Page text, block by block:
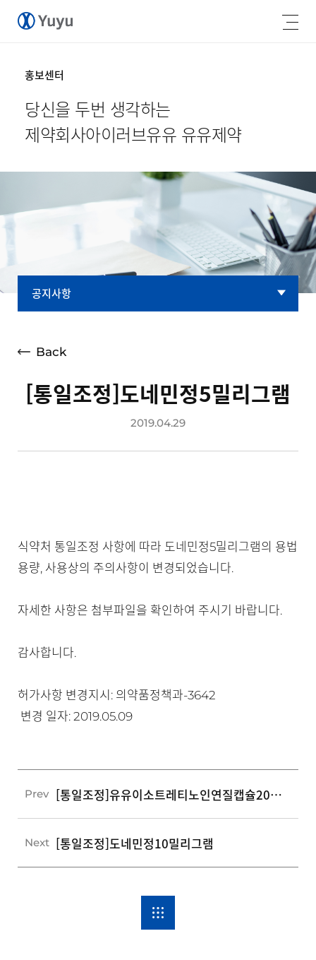
홍보센터
당신을 두번 생각하는
제약회사아이러브유유 유유제약
공지사항
광고소개
공지사항
Back
[통일조정]도네민정5밀리그램
2019.04.29
식약처 통일조정 사항에 따라 도네민정5밀리그램의 용법
용량, 사용상의 주의사항이 변경되었습니다.
자세한 사항은 첨부파일을 확인하여 주시기 바랍니다.
감사합니다.
허가사항 변경지시: 의약품정책과-3642
변경 일자: 2019.05.09
Prev [통일조정]유유이소트레티노인연질캡슐20밀리그램
Next [통일조정]도네민정10밀리그램